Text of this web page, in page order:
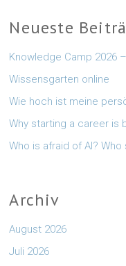
Neueste
Knowledge Camp 2026
Wissensgarten online
Wie hoch ist meine
Why starting a career is
Who is afraid of AI? Who
Archiv
August 2026
Juli 2026